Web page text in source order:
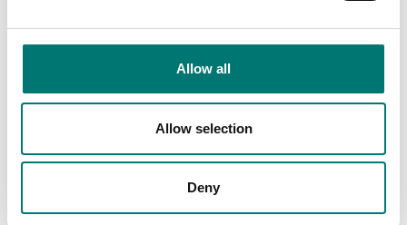
Allow all
Allow selection
Deny